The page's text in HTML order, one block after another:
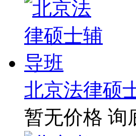
北京法律硕
暂无价格 询